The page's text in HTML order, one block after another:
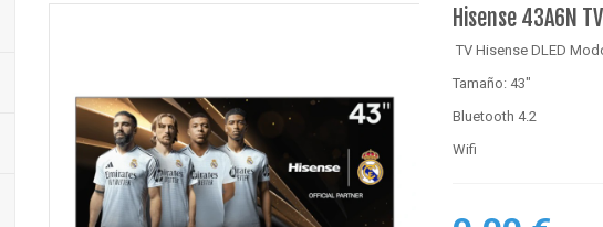
Hisense 43A6N
TV Hisense DLED
Tamaño: 43"
Bluetooth 4.2
Wifi